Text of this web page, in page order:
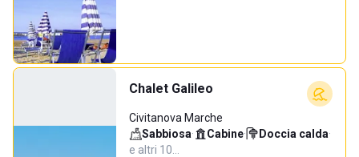
Chalet Galileo
Civitanova Marche
Sabbiosa· Cabine· Doccia calda·
e altri 10…